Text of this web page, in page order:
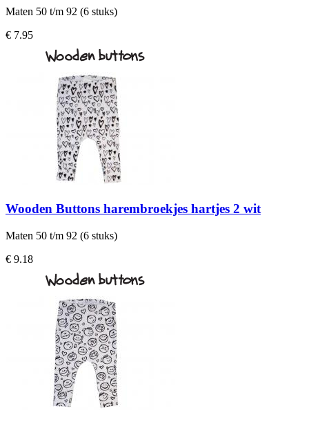
Maten 50 t/m 92 (6 stuks)
€ 7.95
Wooden Buttons harembroekjes hartjes 2 wit
Maten 50 t/m 92 (6 stuks)
€ 9.18